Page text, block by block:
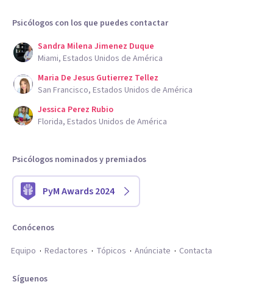
Psicólogos con los que puedes contactar
Sandra Milena Jimenez Duque
Miami, Estados Unidos de América
Maria De Jesus Gutierrez Tellez
San Francisco, Estados Unidos de América
Jessica Perez Rubio
Florida, Estados Unidos de América
Psicólogos nominados y premiados
PyM Awards 2024
Conócenos
Equipo
Redactores Tópicos Anúnciate Contacta
Síguenos